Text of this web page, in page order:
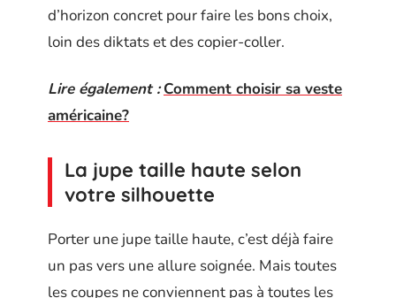
d’horizon concret pour faire les bons choix,
loin des diktats et des copier-coller.
Lire également : Comment choisir sa veste
américaine?
La jupe taille haute selon
votre silhouette
Porter une jupe taille haute, c’est déjà faire
un pas vers une allure soignée. Mais toutes
les coupes ne conviennent pas à toutes les